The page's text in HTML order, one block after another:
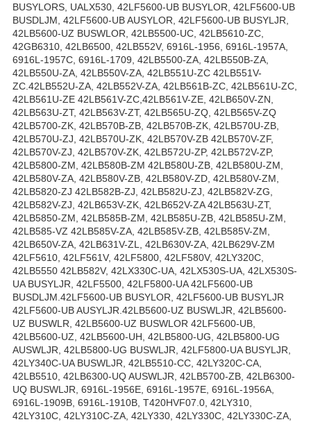
BUSYLORS, UALX530, 42LF5600-UB BUSYLOR, 42LF5600-UB
BUSDLJM, 42LF5600-UB AUSYLOR, 42LF5600-UB BUSYLJR,
42LB5600-UZ BUSWLOR, 42LB5500-UC, 42LB5610-ZC,
42GB6310, 42LB6500, 42LB552V, 6916L-1956, 6916L-1957A,
6916L-1957C, 6916L-1709, 42LB5500-ZA, 42LB550B-ZA,
42LB550U-ZA, 42LB550V-ZA, 42LB551U-ZC 42LB551V-
ZC.42LB552U-ZA, 42LB552V-ZA, 42LB561B-ZC, 42LB561U-ZC,
42LB561U-ZE 42LB561V-ZC,42LB561V-ZE, 42LB650V-ZN,
42LB563U-ZT, 42LB563V-ZT, 42LB565U-ZQ, 42LB565V-ZQ
42LB5700-ZK, 42LB570B-ZB, 42LB570B-ZK, 42LB570U-ZB,
42LB570U-ZJ, 42LB570U-ZK, 42LB570V-ZB 42LB570V-ZF,
42LB570V-ZJ, 42LB570V-ZK, 42LB572U-ZP, 42LB572V-ZP,
42LB5800-ZM, 42LB580B-ZM 42LB580U-ZB, 42LB580U-ZM,
42LB580V-ZA, 42LB580V-ZB, 42LB580V-ZD, 42LB580V-ZM,
42LB5820-ZJ 42LB582B-ZJ, 42LB582U-ZJ, 42LB582V-ZG,
42LB582V-ZJ, 42LB653V-ZK, 42LB652V-ZA 42LB563U-ZT,
42LB5850-ZM, 42LB585B-ZM, 42LB585U-ZB, 42LB585U-ZM,
42LB585-VZ 42LB585V-ZA, 42LB585V-ZB, 42LB585V-ZM,
42LB650V-ZA, 42LB631V-ZL, 42LB630V-ZA, 42LB629V-ZM
42LF5610, 42LF561V, 42LF5800, 42LF580V, 42LY320C,
42LB5550 42LB582V, 42LX330C-UA, 42LX530S-UA, 42LX530S-
UA BUSYLJR, 42LF5500, 42LF5800-UA 42LF5600-UB
BUSDLJM.42LF5600-UB BUSYLOR, 42LF5600-UB BUSYLJR
42LF5600-UB AUSYLJR.42LB5600-UZ BUSWLJR, 42LB5600-
UZ BUSWLR, 42LB5600-UZ BUSWLOR 42LF5600-UB,
42LB5600-UZ, 42LB5600-UH, 42LB5800-UG, 42LB5800-UG
AUSWLJR, 42LB5800-UG BUSWLJR, 42LF5800-UA BUSYLJR,
42LY340C-UA BUSWLJR, 42LB5510-CC, 42LY320C-CA,
42LB5510, 42LB6300-UQ AUSWLJR, 42LB5700-ZB, 42LB6300-
UQ BUSWLJR, 6916L-1956E, 6916L-1957E, 6916L-1956A,
6916L-1909B, 6916L-1910B, T420HVF07.0, 42LY310,
42LY310C, 42LY310C-ZA, 42LY330, 42LY330C, 42LY330C-ZA,